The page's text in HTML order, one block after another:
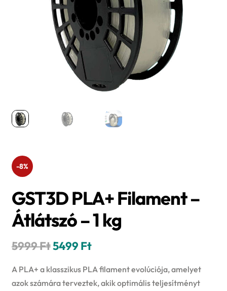
-8%
GST3D PLA+ Filament –
Átlátszó – 1 kg
5999FtOriginal
price
was:
5499 FtCurrent
price
is:
A PLA+ a klasszikus PLA filament evolúciója, amelyet
azok számára terveztek, akik optimális teljesítményt